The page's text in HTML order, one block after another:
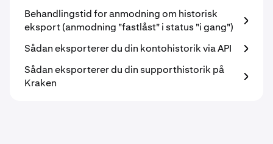
Behandlingstid for anmodning om historisk
eksport (anmodning "fastlåst" i status "i gang")
Sådan eksporterer du din kontohistorik via API
Sådan eksporterer du din supporthistorik på
Kraken